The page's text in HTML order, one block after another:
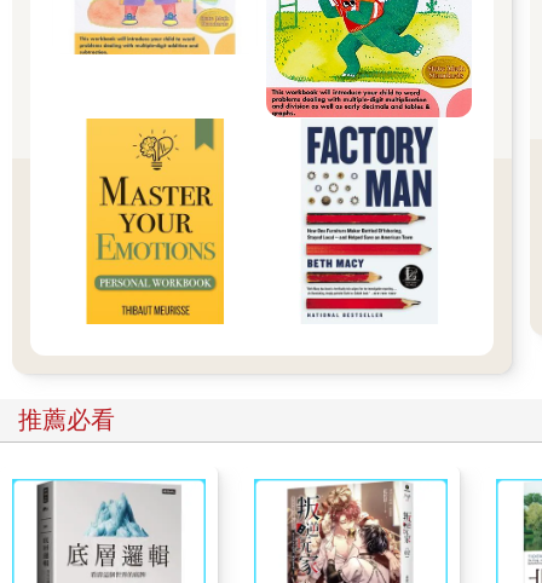
（2）不要為你不尊重或不欣賞的人工作。（3）只和你喜歡的人
（喜歡的事）一起工作。
推薦必看